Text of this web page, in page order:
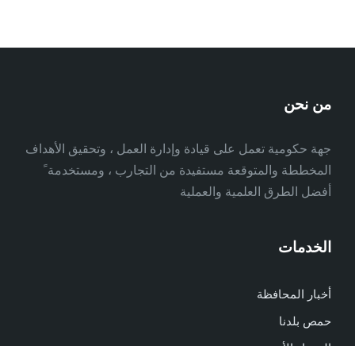
من نحن
جهة حكومية تعمل على قيادة وإدارة العمل ، وتحقيق الأهداف
المخططة والمتوقعة مستفيدة من التجارب ، ومستخدمة ً
أفضل الطرق العلمية والعملية
الخدمات
أخبار المحافظة
حمص بلدنا